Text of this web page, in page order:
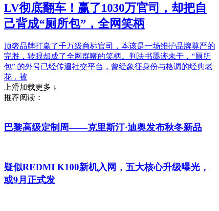
LV彻底翻车！赢了1030万官司，却把自
己背成“厕所包”，全网笑柄
顶奢品牌打赢了千万级商标官司，本该是一场维护品牌尊严的
完胜，转眼却成了全网群嘲的笑柄。判决书墨迹未干，“厕所
包” 的外号已经传遍社交平台，曾经象征身份与格调的经典老
花，被
上滑加载更多 ↓
推荐阅读：
巴黎高级定制周——克里斯汀·迪奥发布秋冬新品
疑似REDMI K100新机入网，五大核心升级曝光，
或9月正式发